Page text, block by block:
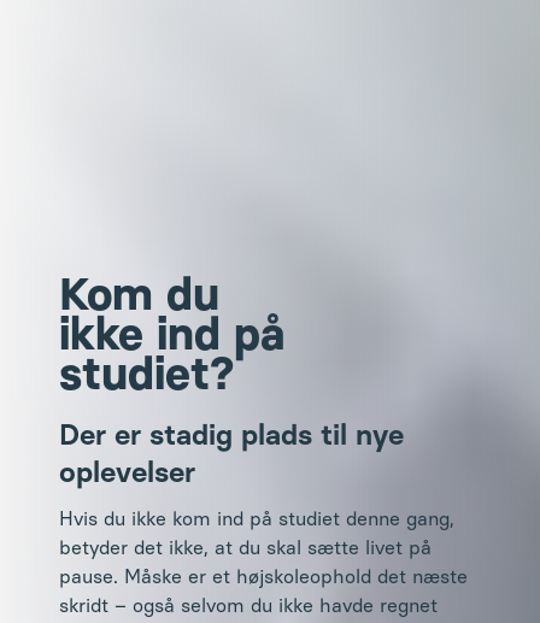
Kom du
ikke ind på
studiet?
Der er stadig plads til nye
oplevelser
Hvis du ikke kom ind på studiet denne gang,
betyder det ikke, at du skal sætte livet på
pause. Måske er et højskoleophold det næste
skridt – også selvom du ikke havde regnet